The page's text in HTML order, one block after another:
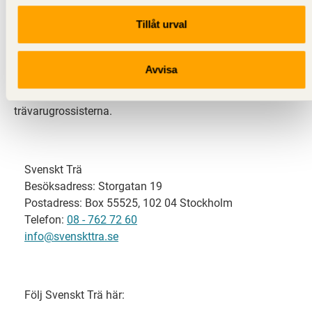
Tillåt urval
Avvisa
Svenskt Trä representerar svensk sågverksindustri
och är en del av branschorganisationen
svensk limträ-, KL-trä- och förpackningsindustri samt
trävarugrossisterna.
Svenskt Trä
Besöksadress: Storgatan 19
Postadress: Box 55525, 102 04 Stockholm
Telefon: 08 - 762 72 60
info@svenskttra.se
Följ Svenskt Trä här: